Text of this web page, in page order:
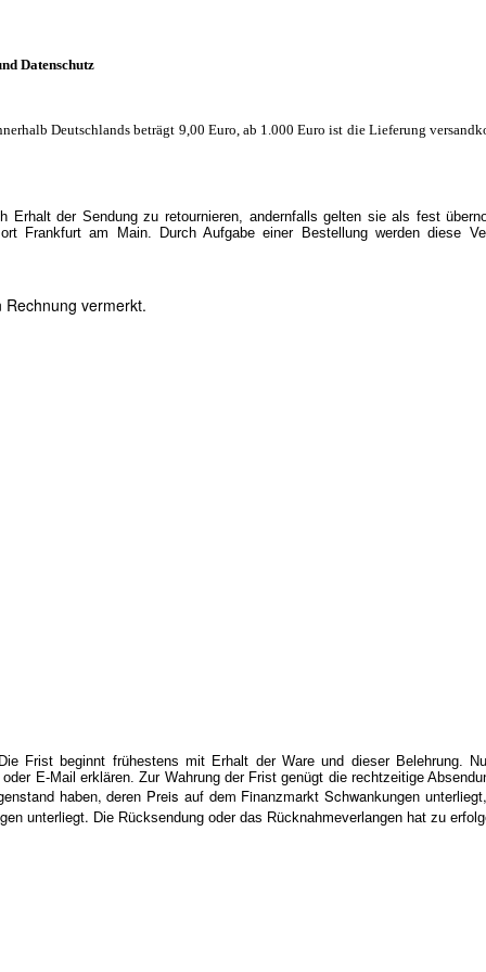
Datenschutz
Deutschlands beträgt 9,00 Euro, ab 1.000 Euro ist die Lieferung
der Sendung zu retournieren, andernfalls gelten sie als fest
Frankfurt am Main. Durch Aufgabe einer Bestellung werden diese
vermerkt.
Frist beginnt frühestens mit Erhalt der Ware und dieser Belehrung.
E-Mail erklären. Zur Wahrung der Frist genügt die rechtzeitige
haben, deren Preis auf dem Finanzmarkt Schwankungen
unterliegt. Die Rücksendung oder das Rücknahmeverlangen hat zu